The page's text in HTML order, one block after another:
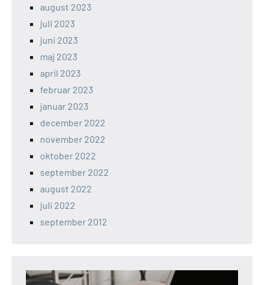
august 2023
juli 2023
juni 2023
maj 2023
april 2023
februar 2023
januar 2023
december 2022
november 2022
oktober 2022
september 2022
august 2022
juli 2022
september 2012